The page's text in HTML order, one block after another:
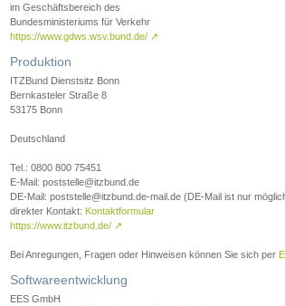
im Geschäftsbereich des
Bundesministeriums für Verkehr
https://www.gdws.wsv.bund.de/ ↗
Produktion
ITZBund Dienstsitz Bonn
Bernkasteler Straße 8
53175 Bonn
Deutschland
Tel.: 0800 800 75451
E-Mail: poststelle@itzbund.de
DE-Mail: poststelle@itzbund.de-mail.de (DE-Mail ist nur
direkter Kontakt: Kontaktformular
https://www.itzbund.de/ ↗
Bei Anregungen, Fragen oder Hinweisen können Sie sich per
Softwareentwicklung
EES GmbH